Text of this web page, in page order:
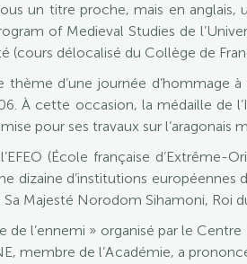
un titre proche, mais en
of Medieval Studies de
(cours délocalisé du Collège de
d’une journée d’hommage à
À cette occasion, la médaille de
pour ses travaux sur l’aragonais
(École française d’Extrême-
dizaine d’institutions
Sa Majesté Norodom Sihamoni, Roi
l’ennemi » organisé par le Centre
membre de l’Académie, a